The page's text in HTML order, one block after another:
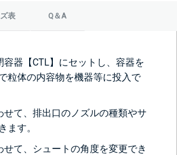
表 Q＆A
容器【CTL】にセットし、容器を
粒体の内容物を機器等に投入で
せて、排出口のノズルの種類やサ
ます。
せて、シュートの角度を変更でき